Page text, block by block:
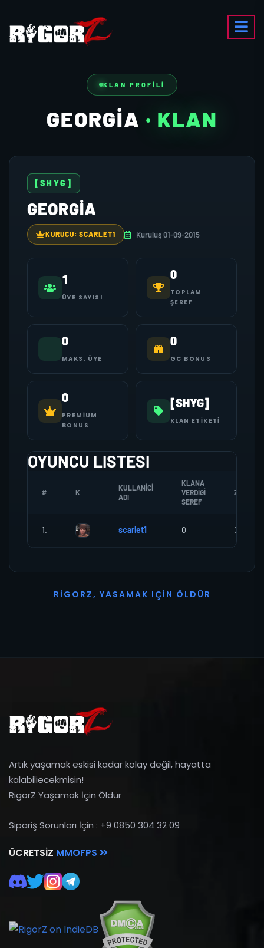
KLAN PROFILI
GEORGIA · KLAN
[SHYG]
GEORGIA
KURUCU: SCARLET1 Kuruluş 01-09-2015
1
ÜYE SAYISI
0
TOPLAM
ŞEREF
0
MAKS. ÜYE
0
GC BONUS
0
PREMIUM
BONUS
[SHYG]
KLAN ETIKETI
OYUNCU LISTESI
# K
KULLANICI
ADI
KLANA
VERDIGI
SEREF
ZOMBI
1. scarlet1 0 0
R I G O R Z, YASAMAK I ÇI N Ö L D Ü R
Artık yaşamak eskisi kadar kolay değil, hayatta
kalabiliecekmisin!
RigorZ Yaşamak İçin Öldür
Sipariş Sorunları İçin : +9 0850 304 32 09
ÜCRETSIZ MMOFPS